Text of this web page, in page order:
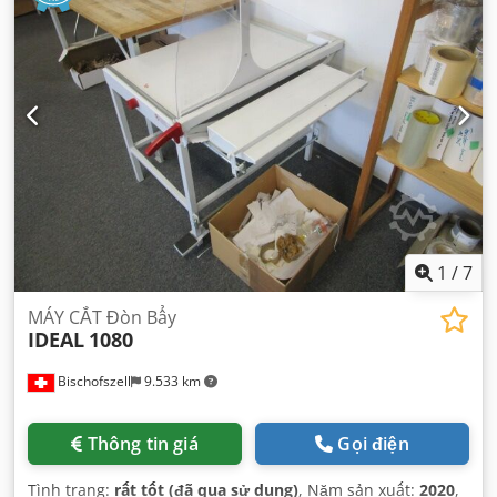
1 /7
Bischofszell 9.533 km
MÁY CẮT Đòn Bẩy
IDEAL 1080
Thông tin giá Gọi điện
Tình trạng: rất tốt (đã qua sử dụng), Năm sản xuất: 2020,